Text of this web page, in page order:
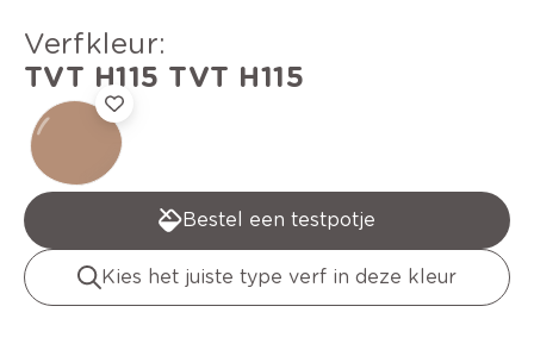
verfkleur:
TVT H115 TVT H115
Bestel een testpotje
Kies het juiste type verf in deze kleur